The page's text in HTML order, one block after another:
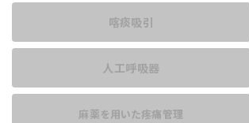
喀痰吸引
人工呼吸器
麻薬を用いた疼痛管理